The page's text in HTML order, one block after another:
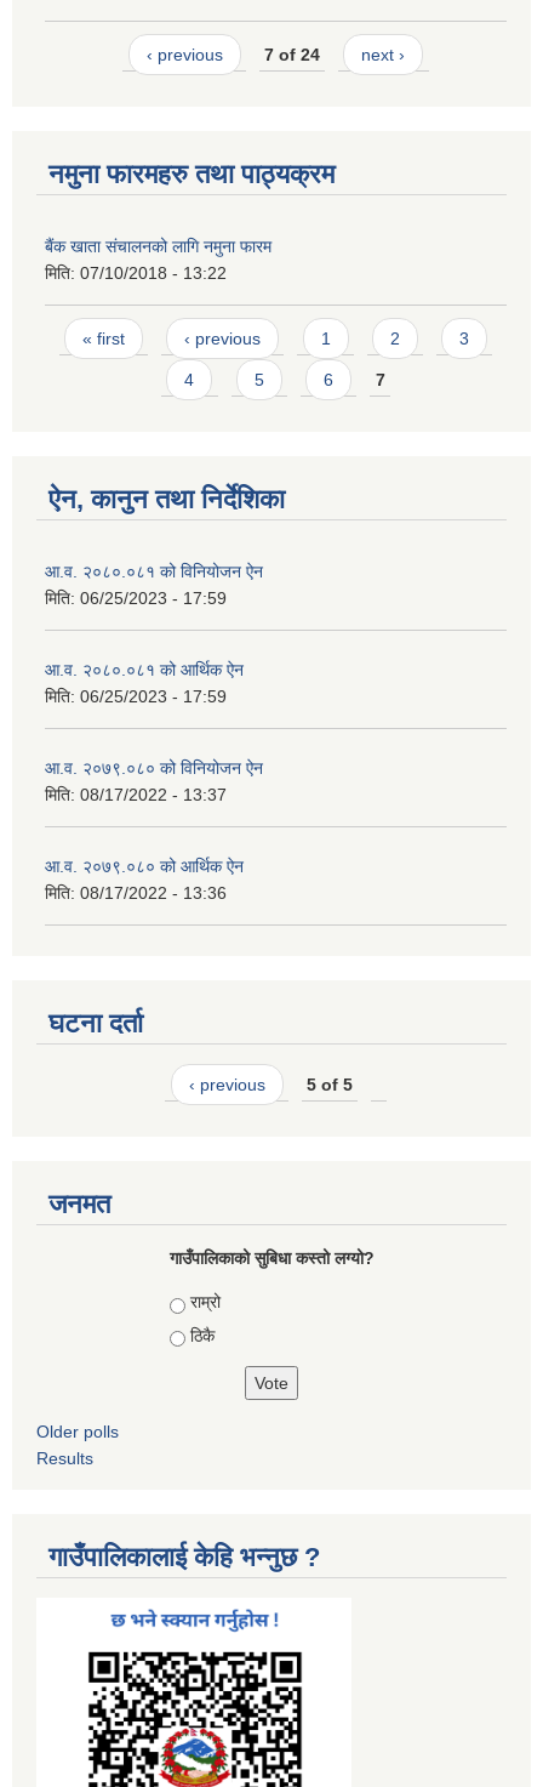
‹ previous 7 of 24 next ›
नमुना फारमहरु तथा पाठ्यक्रम
बैंक खाता संचालनको लागि नमुना फारम
मिति: 07/10/2018 - 13:22
Pages
« first ‹ previous 1 2 3
4 5 6 7
ऐन, कानुन तथा निर्देशिका
आ.व. २०८०.०८१ को विनियोजन ऐन
मिति: 06/25/2023 - 17:59
आ.व. २०८०.०८१ को आर्थिक ऐन
मिति: 06/25/2023 - 17:59
आ.व. २०७९.०८० को विनियोजन ऐन
मिति: 08/17/2022 - 13:37
आ.व. २०७९.०८० को आर्थिक ऐन
मिति: 08/17/2022 - 13:36
घटना दर्ता
‹ previous 5 of 5
जनमत
गाउँपालिकाको सुबिधा कस्तो लग्यो?
Choices
राम्रो
ठिकै
Older polls
Results
गाउँपालिकालाई केहि भन्नुछ ?